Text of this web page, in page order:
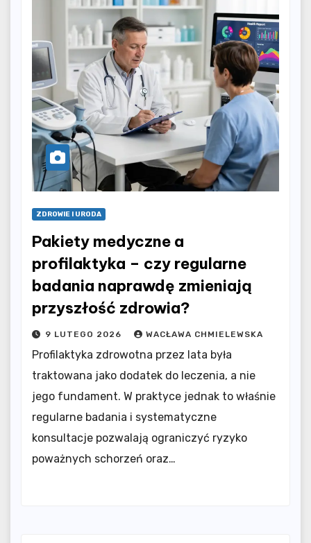
ZDROWIE I URODA
Pakiety medyczne a
profilaktyka – czy regularne
badania naprawdę zmieniają
przyszłość zdrowia?
9 LUTEGO 2026 WACŁAWA CHMIELEWSKA
Profilaktyka zdrowotna przez lata była
traktowana jako dodatek do leczenia, a nie
jego fundament. W praktyce jednak to właśnie
regularne badania i systematyczne
konsultacje pozwalają ograniczyć ryzyko
poważnych schorzeń oraz…